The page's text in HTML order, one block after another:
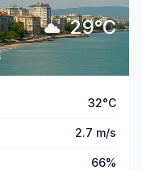
29°C
32°C
2.7 m/s
66%